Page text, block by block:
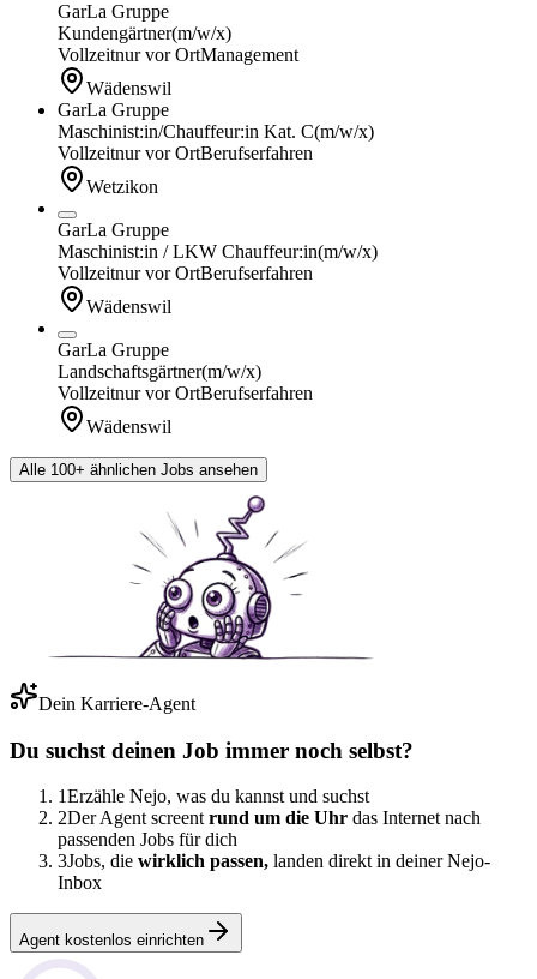
GarLa Gruppe
Kundengärtner(m/w/x)
Vollzeitnur vor OrtManagement
Wädenswil
GarLa Gruppe
Maschinist:in/Chauffeur:in Kat. C(m/w/x)
Vollzeitnur vor OrtBerufserfahren
Wetzikon
GarLa Gruppe
Maschinist:in / LKW Chauffeur:in(m/w/x)
Vollzeitnur vor OrtBerufserfahren
Wädenswil
GarLa Gruppe
Landschaftsgärtner(m/w/x)
Vollzeitnur vor OrtBerufserfahren
Wädenswil
Alle 100+ ähnlichen Jobs ansehen
Dein Karriere-Agent
Du suchst deinen Job immer noch selbst?
1Erzähle Nejo, was du kannst und suchst
2Der Agent screent rund um die Uhr das Internet nach
passenden Jobs für dich
3Jobs, die wirklich passen, landen direkt in deiner Nejo-
Inbox
Agent kostenlos einrichten